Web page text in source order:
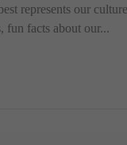
represents our
fun facts about our...